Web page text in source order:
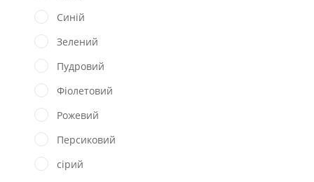
Синій
Зелений
Пудровий
Фіолетовий
Рожевий
Персиковий
сірий